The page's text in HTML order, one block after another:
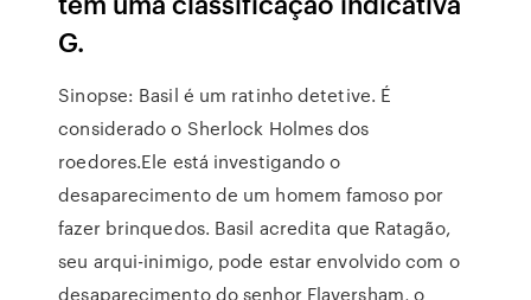
G.
Sinopse: Basil é um ratinho detetive. É
considerado o Sherlock Holmes dos
roedores.Ele está investigando o
desaparecimento de um homem famoso por
fazer brinquedos. Basil acredita que Ratagão,
seu arqui-inimigo, pode estar envolvido com o
desaparecimento do senhor Flaversham, o